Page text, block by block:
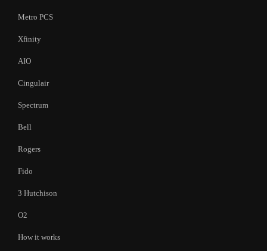
Metro PCS
Xfinity
AIO
Cingulair
Spectrum
Bell
Rogers
Fido
3 Hutchison
O2
How it works